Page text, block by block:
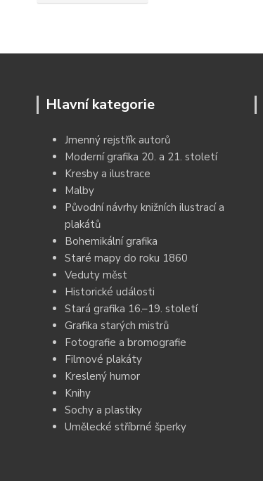
Hlavní kategorie
Jmenný rejstřík autorů
Moderní grafika 20. a 21. století
Kresby a ilustrace
Malby
Původní návrhy knižních ilustrací a
plakátů
Bohemikální grafika
Staré mapy do roku 1860
Veduty měst
Historické události
Stará grafika 16.–19. století
Grafika starých mistrů
Fotografie a bromografie
Filmové plakáty
Kreslený humor
Knihy
Sochy a plastiky
Umělecké stříbrné šperky